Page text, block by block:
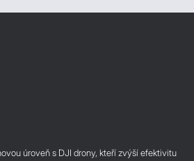
úroveň s DJI drony, kteří zvýší efektivitu